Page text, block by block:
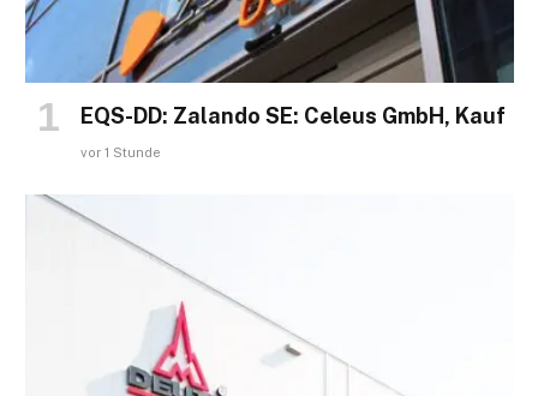
EQS-DD: Zalando SE: Celeus GmbH, Kauf
vor 1 Stunde